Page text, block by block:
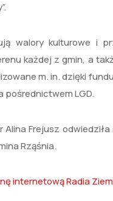
walory kulturowe i
każdej z gmin, a
m. in. dzięki
pośrednictwem LGD.
Alina Frejusz
Rząśnia.
internetową Radia